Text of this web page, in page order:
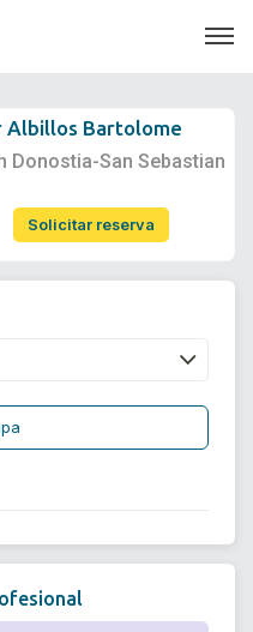
Albillos Bartolome
Donostia-San Sebastian
Solicitar reserva